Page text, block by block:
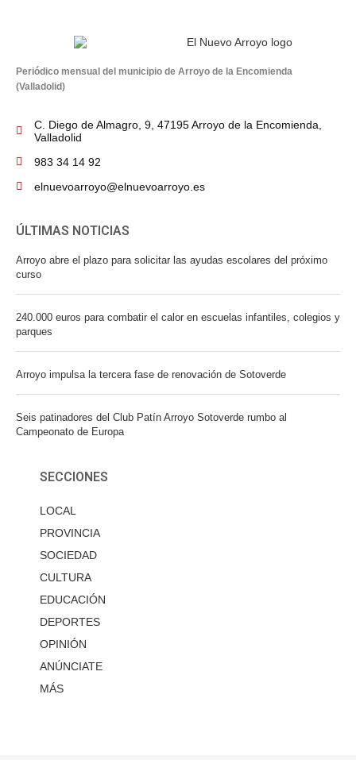
Periódico mensual del municipio de Arroyo de la Encomienda
(Valladolid)
C. Diego de Almagro, 9, 47195 Arroyo de la Encomienda,
Valladolid
983 34 14 92
elnuevoarroyo@elnuevoarroyo.es
ÚLTIMAS NOTICIAS
Arroyo abre el plazo para solicitar las ayudas escolares del próximo
curso
240.000 euros para combatir el calor en escuelas infantiles, colegios y
parques
Arroyo impulsa la tercera fase de renovación de Sotoverde
Seis patinadores del Club Patín Arroyo Sotoverde rumbo al
Campeonato de Europa
SECCIONES
LOCAL
PROVINCIA
SOCIEDAD
CULTURA
EDUCACIÓN
DEPORTES
OPINIÓN
ANÚNCIATE
MÁS